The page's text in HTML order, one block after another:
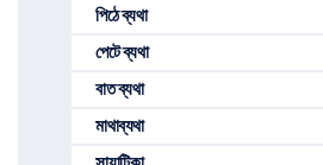
পিঠে ব্যথা
পেটে ব্যথা
বাত ব্যথা
মাথাব্যথা